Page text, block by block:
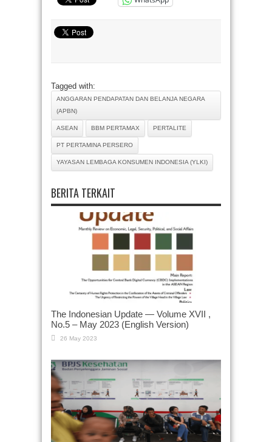
Tagged with:
ANGGARAN PENDAPATAN DAN BELANJA NEGARA
(APBN)
ASEAN BBM PERTAMAX PERTALITE
PT PERTAMINA PERSERO
YAYASAN LEMBAGA KONSUMEN INDONESIA (YLKI)
BERITA TERKAIT
The Indonesian Update — Volume XVII ,
No.5 – May 2023 (English Version)
26 May 2023